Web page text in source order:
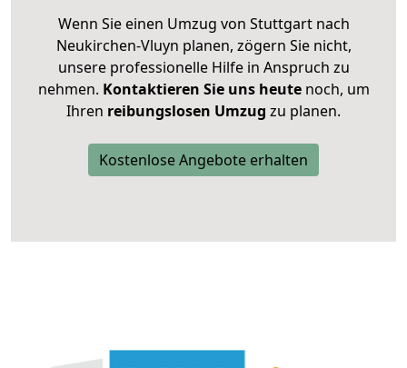
Wenn Sie einen Umzug von Stuttgart nach
Neukirchen-Vluyn planen, zögern Sie nicht,
unsere professionelle Hilfe in Anspruch zu
nehmen. Kontaktieren Sie uns heutenoch, um
Ihren reibungslosen Umzug zu planen.
Kostenlose Angebote erhalten